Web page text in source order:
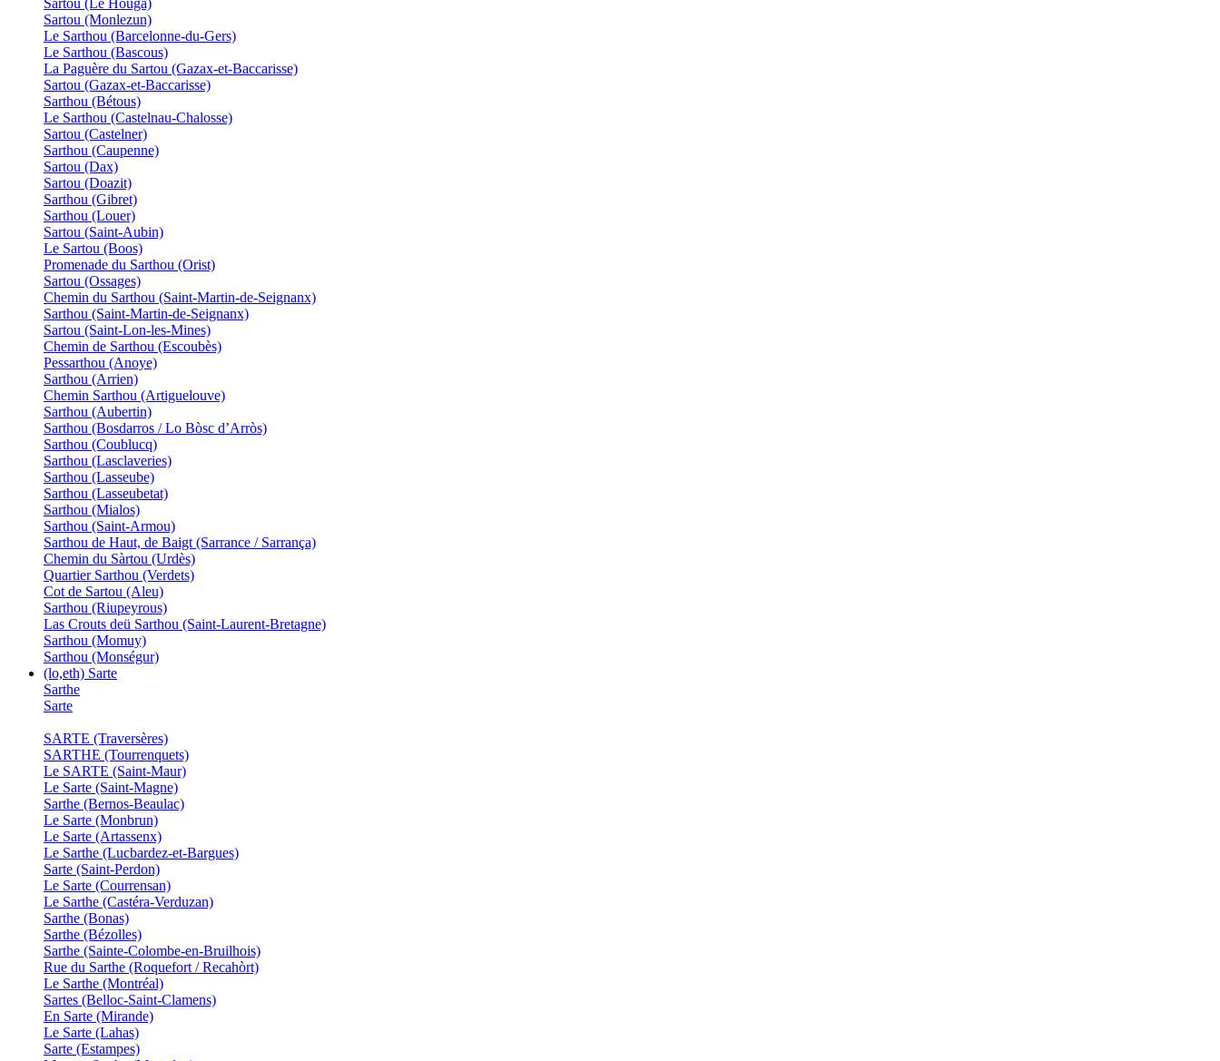
Sartou (Le Houga)
Sartou (Monlezun)
Le Sarthou (Barcelonne-du-Gers)
Le Sarthou (Bascous)
La Paguère du Sartou (Gazax-et-Baccarisse)
Sartou (Gazax-et-Baccarisse)
Sarthou (Bétous)
Le Sarthou (Castelnau-Chalosse)
Sartou (Castelner)
Sarthou (Caupenne)
Sartou (Dax)
Sartou (Doazit)
Sarthou (Gibret)
Sarthou (Louer)
Sartou (Saint-Aubin)
Le Sartou (Boos)
Promenade du Sarthou (Orist)
Sartou (Ossages)
Chemin du Sarthou (Saint-Martin-de-Seignanx)
Sarthou (Saint-Martin-de-Seignanx)
Sartou (Saint-Lon-les-Mines)
Chemin de Sarthou (Escoubès)
Pessarthou (Anoye)
Sarthou (Arrien)
Chemin Sarthou (Artiguelouve)
Sarthou (Aubertin)
Sarthou (Bosdarros / Lo Bòsc d’Arròs)
Sarthou (Coublucq)
Sarthou (Lasclaveries)
Sarthou (Lasseube)
Sarthou (Lasseubetat)
Sarthou (Mialos)
Sarthou (Saint-Armou)
Sarthou de Haut, de Baigt (Sarrance / Sarrança)
Chemin du Sàrtou (Urdès)
Quartier Sarthou (Verdets)
Cot de Sartou (Aleu)
Sarthou (Riupeyrous)
Las Crouts deü Sarthou (Saint-Laurent-Bretagne)
Sarthou (Momuy)
Sarthou (Monségur)
(lo,eth) Sarte
Sarthe
Sarte
SARTE (Traversères)
SARTHE (Tourrenquets)
Le SARTE (Saint-Maur)
Le Sarte (Saint-Magne)
Sarthe (Bernos-Beaulac)
Le Sarte (Monbrun)
Le Sarte (Artassenx)
Le Sarthe (Lucbardez-et-Bargues)
Sarte (Saint-Perdon)
Le Sarte (Courrensan)
Le Sarthe (Castéra-Verduzan)
Sarthe (Bonas)
Sarthe (Bézolles)
Sarthe (Sainte-Colombe-en-Bruilhois)
Rue du Sarthe (Roquefort / Recahòrt)
Le Sarthe (Montréal)
Sartes (Belloc-Saint-Clamens)
En Sarte (Mirande)
Le Sarte (Lahas)
Sarte (Estampes)